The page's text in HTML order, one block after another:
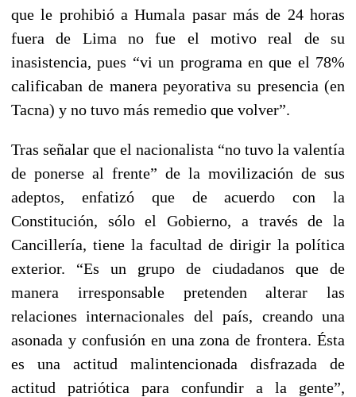
que le prohibió a Humala pasar más de 24 horas
fuera de Lima no fue el motivo real de su
inasistencia, pues “vi un programa en que el 78%
calificaban de manera peyorativa su presencia (en
Tacna) y no tuvo más remedio que volver”.
Tras señalar que el nacionalista “no tuvo la valentía
de ponerse al frente” de la movilización de sus
adeptos, enfatizó que de acuerdo con la
Constitución, sólo el Gobierno, a través de la
Cancillería, tiene la facultad de dirigir la política
exterior. “Es un grupo de ciudadanos que de
manera irresponsable pretenden alterar las
relaciones internacionales del país, creando una
asonada y confusión en una zona de frontera. Ésta
es una actitud malintencionada disfrazada de
actitud patriótica para confundir a la gente”,